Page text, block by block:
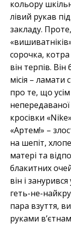
кольору
лівий рукав
закладу.
сорочка,
він терпів.
місія –
про те, що
кросівки
«Артем!» –
на шепіт,
матері та
блакитних
він і
геть-не-
пара взуття,
руками